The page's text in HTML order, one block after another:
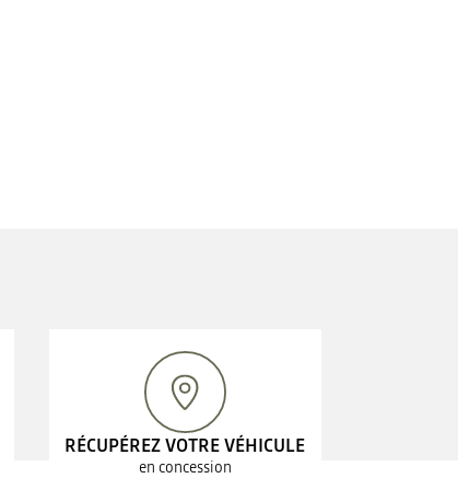
RÉCUPÉREZ VOTRE VÉHICULE
en concession